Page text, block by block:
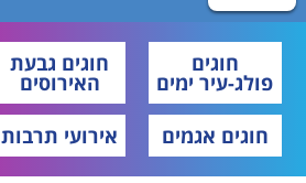
חוגים
פולג-עיר ימים
חוגים גבעת
האירוסים
חוגים אגמים
אירועי תרבות